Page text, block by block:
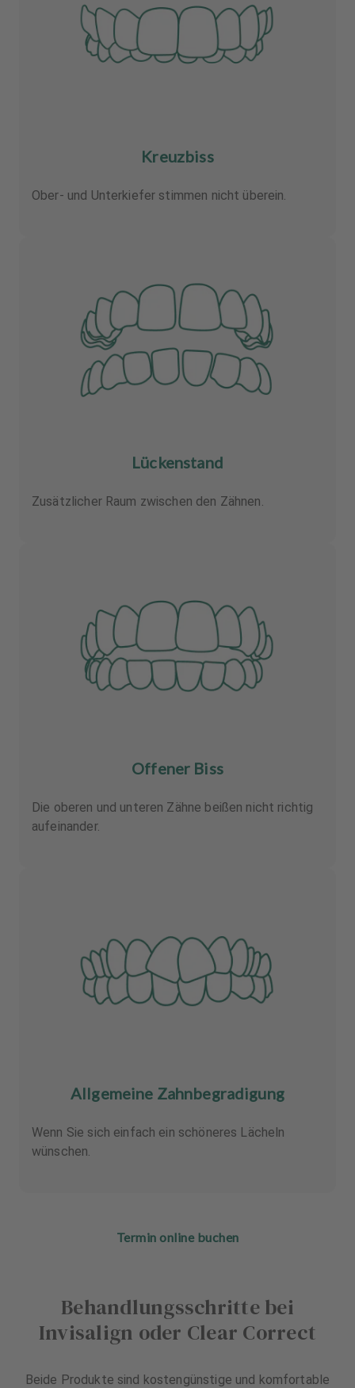
Kreuzbiss
Ober- und Unterkiefer stimmen nicht überein.
Lückenstand
Zusätzlicher Raum zwischen den Zähnen.
Offener Biss
Die oberen und unteren Zähne beißen nicht richtig
aufeinander.
Allgemeine Zahnbegradigung
Wenn Sie sich einfach ein schöneres Lächeln
wünschen.
Termin online buchen
Behandlungsschritte bei
Invisalign oder Clear Correct
Beide Produkte sind kostengünstige und komfortable